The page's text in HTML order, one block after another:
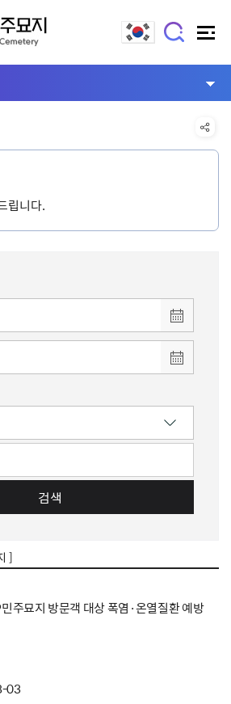
립니다.
검색
]
주묘지 방문객 대상 폭염·온열질환 예방
03